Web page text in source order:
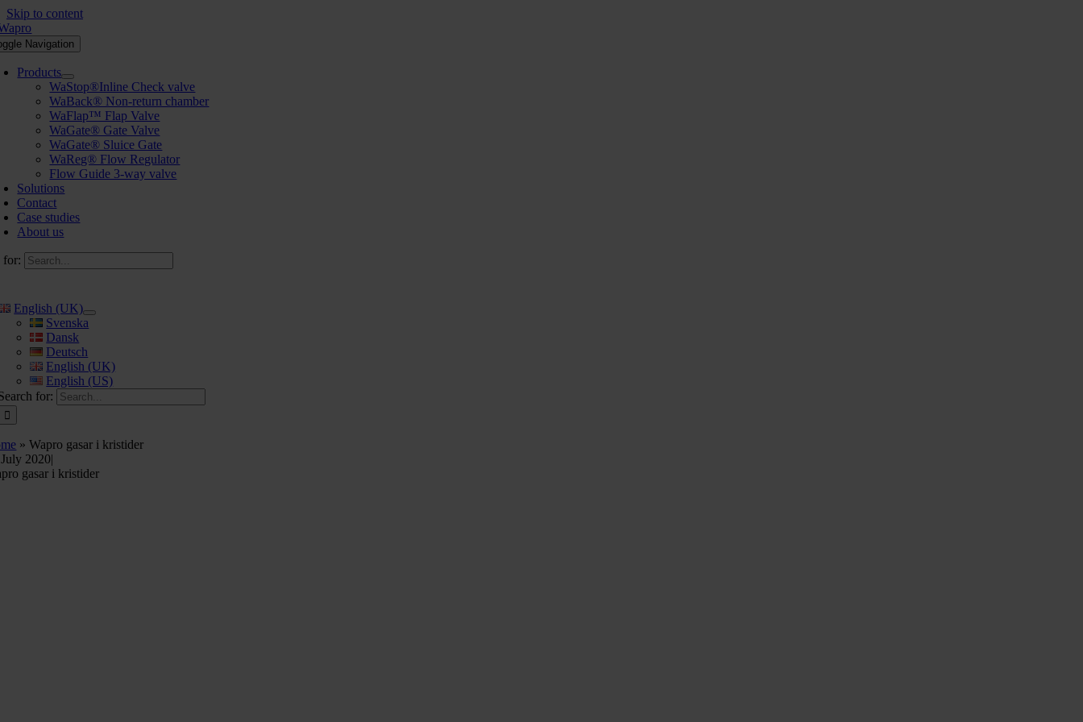
Skip to content
Navigation
Products
WaStop®Inline Check valve
WaBack® Non-return chamber
WaFlap™ Flap Valve
WaGate® Gate Valve
WaGate® Sluice Gate
WaReg® Flow Regulator
Flow Guide 3-way valve
Solutions
Contact
Case studies
About us
for:
English (UK)
Svenska
Dansk
Deutsch
English (UK)
English (US)
for:
»Wapro gasar i kristider
2020|
gasar i kristider